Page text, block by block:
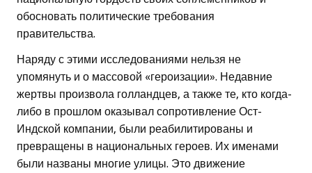
обосновать политические требования
правительства.
Наряду с этими исследованиями нельзя не
упомянуть и о массовой «героизации». Недавние
жертвы произвола голландцев, а также те, кто когда-
либо в прошлом оказывал сопротивление Ост-
Индской компании, были реабилитированы и
превращены в национальных героев. Их именами
были названы многие улицы. Это движение